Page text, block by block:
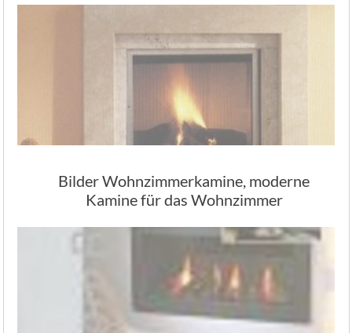
Bilder Wohnzimmerkamine, moderne
Kamine für das Wohnzimmer